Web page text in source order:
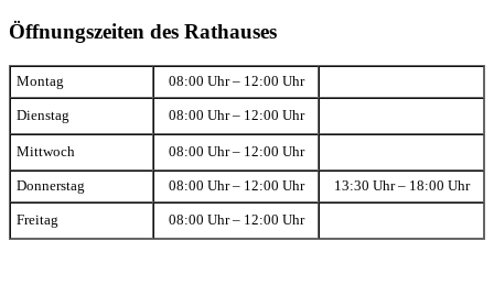
Öffnungszeiten des Rathauses
Montag 08:00 Uhr – 12:00 Uhr
Dienstag 08:00 Uhr – 12:00 Uhr
Mittwoch 08:00 Uhr – 12:00 Uhr
Donnerstag 08:00 Uhr – 12:00 Uhr 13:30 Uhr – 18:00 Uhr
Freitag 08:00 Uhr – 12:00 Uhr